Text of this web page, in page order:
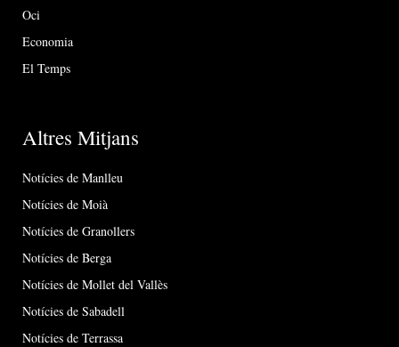
Oci
Economia
El Temps
Altres Mitjans
Notícies de Manlleu
Notícies de Moià
Notícies de Granollers
Notícies de Berga
Notícies de Mollet del Vallès
Notícies de Sabadell
Notícies de Terrassa